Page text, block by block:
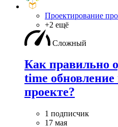
Проектирование
+2 ещё
Сложный
Как правильно
time
проекте?
1 подписчик
17 мая